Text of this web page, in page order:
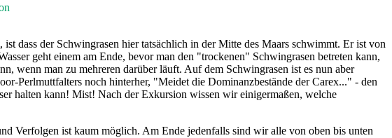
dass der Schwingrasen hier tatsächlich in der Mitte des Maars schwimmt. Er ist von
geht einem am Ende, bevor man den "trockenen" Schwingrasen betreten kann,
wenn man zu mehreren darüber läuft. Auf dem Schwingrasen ist es nun aber
Perlmuttfalters noch hinterher, "Meidet die Dominanzbestände der Carex..." - den
halten kann! Mist! Nach der Exkursion wissen wir einigermaßen, welche
Verfolgen ist kaum möglich. Am Ende jedenfalls sind wir alle von oben bis unten